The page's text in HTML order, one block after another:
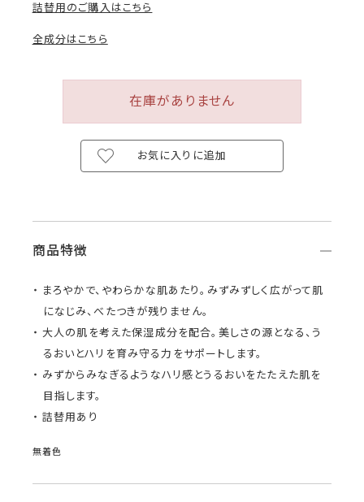
詰替用のご購入はこちら
全成分はこちら
お気に入りに追加
在庫がありません
商品特徴
まろやかで、やわらかな肌あたり。みずみずしく広がって肌
になじみ、べたつきが残りません。
大人の肌を考えた保湿成分を配合。美しさの源となる、う
るおいとハリを育み守る力をサポートします。
みずからみなぎるようなハリ感とうるおいをたたえた肌を
目指します。
詰替用あり
無着色